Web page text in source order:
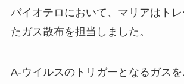
バイオテロにおいて、マリアはト
たガス散布を担当しました。
A-ウイルスのトリガーとなるガス